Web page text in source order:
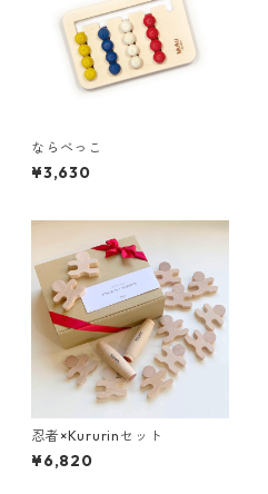
ならべっこ
¥3,630
忍者×Kururinセット
¥6,820